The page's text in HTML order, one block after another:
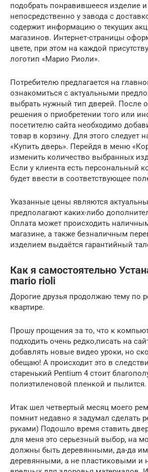
подобрать понравившееся изделие и
непосредственно у завода с
содержит информацию о текущих
магазинов. Интернет-страницы
цвете, при этом на каждой
логотип «Марио Риоли».
Потребителю предлагается на
ознакомиться с актуальными
выбрать нужный тип дверей. После
решения о приобретении того или
посетителю сайта необходимо
товар в корзину. Для этого следует
«Купить дверь». Перейдя в меню
изменить количество выбранных
Если у клиента есть персональный
будет ввести в соответствующее
Указанные цены являются
предполагают каких-либо
Оплата может происходить
магазине, а также безналичным
изделием выдаётся гарантийный
Как я самостоятельно
mario rioli
Дорогие друзья продолжаю тему по
квартире.
Прошу прощения за то, что к
подходить очень редко,писать на
добавлять новые видео уроки, но
обещаю! А происходит это в
старенький Pentium 4 стоит
полиэтиленовой пленкой и пылится.
Итак шел четвертый месяц моего
помнит недавно я задумал сделать
руками) Подошло время ставить
для меня это серьезный выбор, на
должны быть деревянными, да-да
деревянными, а не пластиковыми и